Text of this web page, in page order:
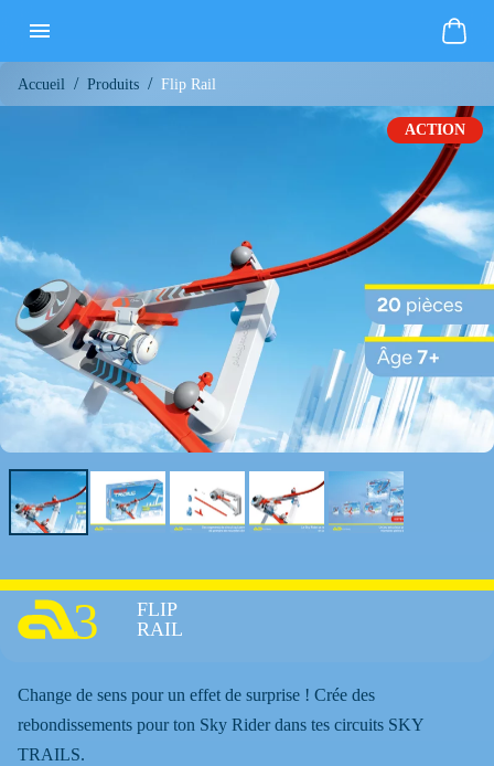
Accueil / Produits / Flip Rail
ACTION
3
FLIP
RAIL
Change de sens pour un effet de surprise ! Crée des
rebondissements pour ton Sky Rider dans tes circuits SKY
TRAILS.